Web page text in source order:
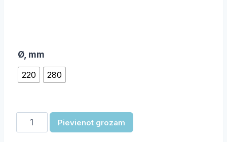
Ø, mm
220
280
Šķīvis
daudzums
Pievienot grozam